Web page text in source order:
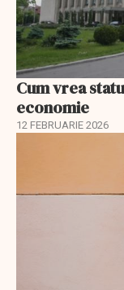
Cum vrea
economie
12 FEBRUARIE 2026